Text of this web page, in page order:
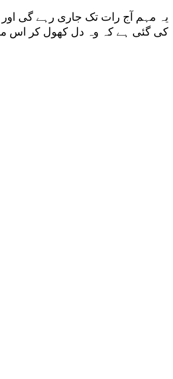
یہ مہم آج رات تک جاری رہے گی
کی گئی ہے کہ وہ دل کھول کر اس